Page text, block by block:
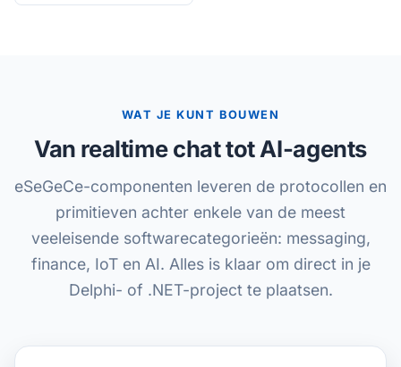
WAT JE KUNT BOUWEN
Van realtime chat tot AI-agents
eSeGeCe-componenten leveren de protocollen en
primitieven achter enkele van de meest
veeleisende softwarecategorieën: messaging,
finance, IoT en AI. Alles is klaar om direct in je
Delphi- of .NET-project te plaatsen.